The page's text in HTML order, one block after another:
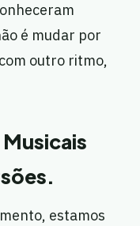
é mudar por
outro ritmo,
estamos